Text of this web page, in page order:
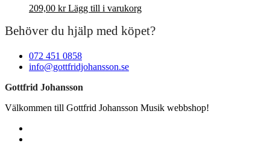
209,00 kr Lägg till i varukorg
Behöver du hjälp med köpet?
072 451 0858
info@gottfridjohansson.se
Gottfrid Johansson
Välkommen till Gottfrid Johansson Musik webbshop!